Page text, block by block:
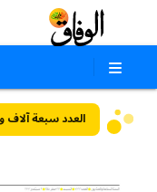
العدد سبعة آلاف